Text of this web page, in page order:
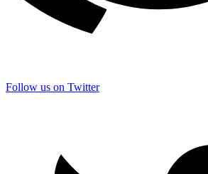
Follow us on Twitter